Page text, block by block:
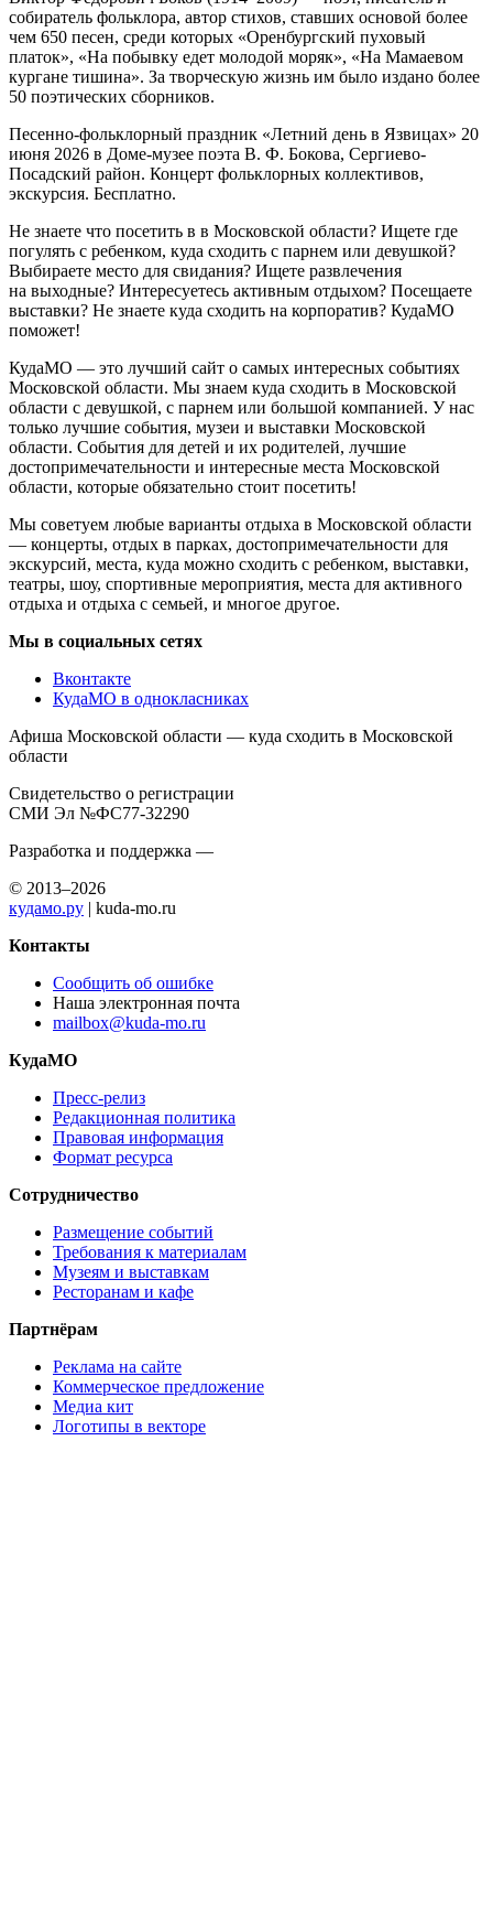
собиратель фольклора, автор стихов, ставших основой более
чем 650 песен, среди которых «Оренбургский пуховый
платок», «На побывку едет молодой моряк», «На Мамаевом
кургане тишина». За творческую жизнь им было издано более
50 поэтических сборников.
Песенно-фольклорный праздник «Летний день в Язвицах» 20
июня 2026 в Доме-музее поэта В. Ф. Бокова, Сергиево-
Посадский район. Концерт фольклорных коллективов,
экскурсия. Бесплатно.
Не знаете что посетить в в Московской области? Ищете где
погулять с ребенком, куда сходить с парнем или девушкой?
Выбираете место для свидания? Ищете развлечения
на выходные? Интересуетесь активным отдыхом? Посещаете
выставки? Не знаете куда сходить на корпоратив? КудаМО
поможет!
КудаМО — это лучший сайт о самых интересных событиях
Московской области. Мы знаем куда сходить в Московской
области с девушкой, с парнем или большой компанией. У нас
только лучшие события, музеи и выставки Московской
области. События для детей и их родителей, лучшие
достопримечательности и интересные места Московской
области, которые обязательно стоит посетить!
Мы советуем любые варианты отдыха в Московской области
— концерты, отдых в парках, достопримечательности для
экскурсий, места, куда можно сходить с ребенком, выставки,
театры, шоу, спортивные мероприятия, места для активного
отдыха и отдыха с семьей, и многое другое.
Мы в социальных сетях
Вконтакте
КудаМО в однокласниках
Афиша Московской области — куда сходить в Московской
области
Свидетельство о регистрации
СМИ Эл №ФС77-32290
Разработка и поддержка —
© 2013–2026
кудамо.ру | kuda-mo.ru
Контакты
Сообщить об ошибке
Наша электронная почта
mailbox@kuda-mo.ru
КудаМО
Пресс-релиз
Редакционная политика
Правовая информация
Формат ресурса
Сотрудничество
Размещение событий
Требования к материалам
Музеям и выставкам
Ресторанам и кафе
Партнёрам
Реклама на сайте
Коммерческое предложение
Медиа кит
Логотипы в векторе